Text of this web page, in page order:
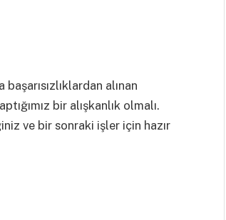
alınan
bir alışkanlık olmalı.
ve bir sonraki işler için hazır